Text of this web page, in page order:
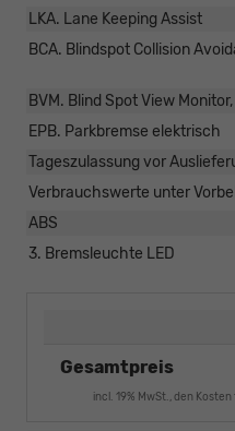
LKA. Lane Keeping Assist
BCA. Blindspot Collision
BVM. Blind Spot View
EPB. Parkbremse elektrisch
Tageszulassung vor
Verbrauchswerte unter
ABS
3. Bremsleuchte LED
Gesamtpreis
incl. 19% MwSt., den